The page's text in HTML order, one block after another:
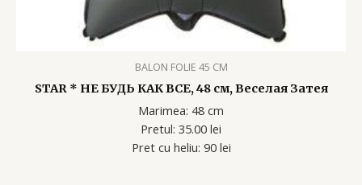
BALON FOLIE 45 CM
STAR * НЕ БУДЬ КАК ВСЕ, 48 см, Веселая Затея
Marimea: 48 cm
Pretul: 35.00 lei
Pret cu heliu: 90 lei